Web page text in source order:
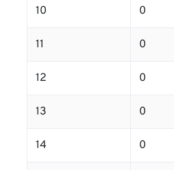
10 0
11 0
12 0
13 0
14 0